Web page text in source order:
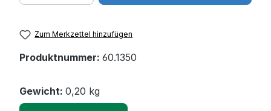
Zum Merkzettel hinzufügen
Produktnummer: 60.1350
Gewicht: 0,20 kg